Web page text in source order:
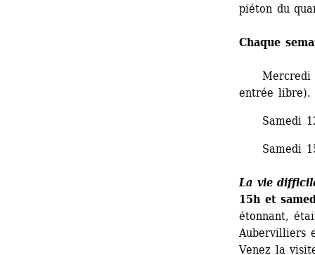
piéton du
Chaque
Mercredi
entrée libre).
Samedi
Samedi
La vie
15h et
étonnant,
Aubervilliers
Venez la